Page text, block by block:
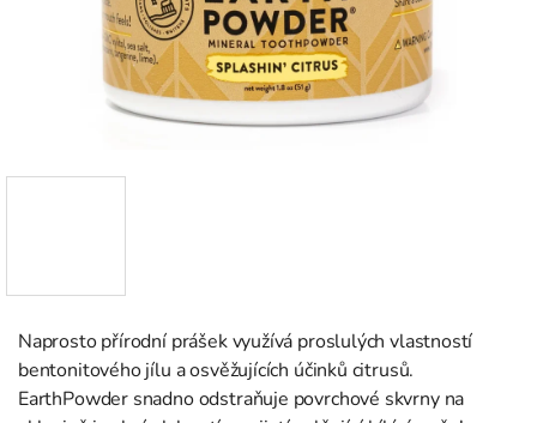
Naprosto přírodní prášek využívá proslulých vlastností
bentonitového jílu a osvěžujících účinků citrusů.
EarthPowder snadno odstraňuje povrchové skvrny na